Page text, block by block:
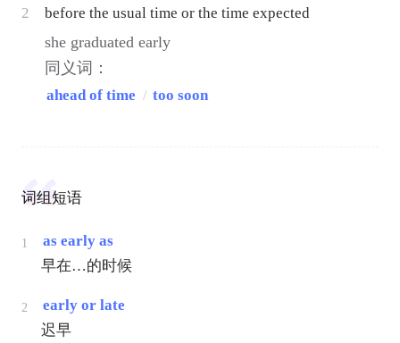
2 before the usual time or the time expected
she graduated early
同义词：
ahead of time / too soon
词组短语
1
as early as
早在…的时候
2
early or late
迟早